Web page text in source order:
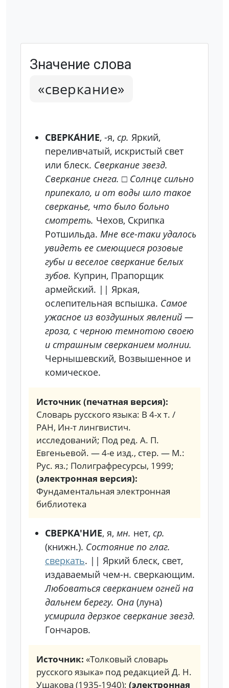
Значение слова
«сверкание»
СВЕРКА́НИЕ, -я, ср. Яркий,
переливчатый, искристый свет
или блеск. Сверкание звезд.
Сверкание снега. □ Солнце сильно
припекало, и от воды шло такое
сверканье, что было больно
смотреть. Чехов, Скрипка
Ротшильда. Мне все-таки удалось
увидеть ее смеющиеся розовые
губы и веселое сверкание белых
зубов. Куприн, Прапорщик
армейский. || Яркая,
ослепительная вспышка. Самое
ужасное из воздушных явлений —
гроза, с черною темнотою своею
и страшным сверканием молнии.
Чернышевский, Возвышенное и
комическое.
Источник (печатная версия):
Словарь русского языка: В 4-х т. /
РАН, Ин-т лингвистич.
исследований; Под ред. А. П.
Евгеньевой. — 4-е изд., стер. — М.:
Рус. яз.; Полиграфресурсы, 1999;
(электронная версия):
Фундаментальная электронная
библиотека
СВЕРКА'НИЕ, я, мн. нет, ср.
(книжн.). Состояние по глаг.
сверкать. || Яркий блеск, свет,
издаваемый чем-н. сверкающим.
Любоваться сверканием огней на
дальнем берегу. Она (луна)
усмирила дерзкое сверкание звезд.
Гончаров.
Источник: «Толковый словарь
русского языка» под редакцией Д. Н.
Ушакова (1935-1940); (электронная